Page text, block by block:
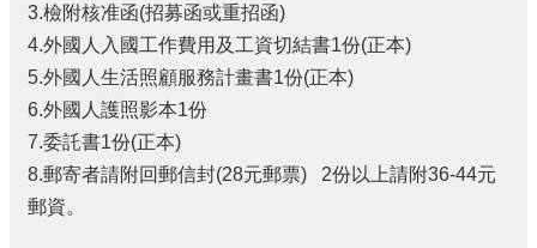
開
專
區
法
令
規
章
3.檢附核准函(招募函或重招函)
4.外國人入國工作費用及工資切結書1份(正本)
5.外國人生活照顧服務計畫書1份(正本)
6.外國人護照影本1份
7.委託書1份(正本)
8.郵寄者請附回郵信封(28元郵票) 2份以上請附36-44元
郵資。